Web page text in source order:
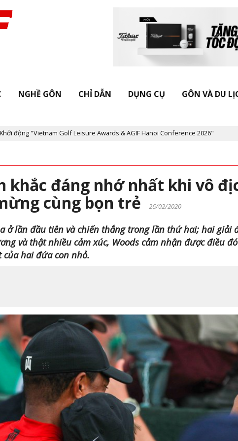
NGHỀ GÔN CHỈ DẪN DỤNG CỤ GÔN VÀ DU
Golf Leisure Awards & AGIF Hanoi Conference 2026" Kỷ niệm 20
khắc đáng nhớ nhất khi vô
cùng bọn trẻ
26/02/2020
ở lần đầu tiên và chiến thắng trong lần thứ hai; hai giải
và thật nhiều cảm xúc, Woods cảm nhận được điều đó
của hai đứa con nhỏ.